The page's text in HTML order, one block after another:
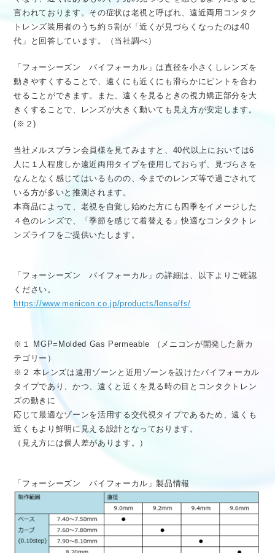
言われております。その症状は老視と呼ばれ、遠近両用コンタク
トレンズ装用者のうち約５割が「近くが見づらくなったのは40
代」と回答しています。（当社調べ）
「フォーシーズン バイフォーカル」は直径を小さくしレンズを
動きやすくすることで、遠くにも近くにも滑らかにピントを合わ
せることができます。また、遠くを見るときの視力矯正部分を大
きくすることで、レンズが大きく動いても見え方が安定します。
(※２)
当社メルスプラン会員様を見てみますと、40代以上においては6
人に１人程度しか遠近両用タイプを使用しておらず、見づらさを
なんとなく感じてはいるものの、今までのレンズ等で過ごされて
いる方が多いと推測されます。
本商品によって、老視を自覚し始めた方にも四季をイメージした
４色のレンズで、「季節を感じて着替える」快適なコンタクトレ
ンズライフをご提供いたします。
「フォーシーズン バイフォーカル」の詳細は、以下よりご確認
ください。
https://www.menicon.co.jp/products/lense/fs/
※１ MGP=Molded Gas Permeable （メニコンが開発した新カ
テゴリー）
※２ 本レンズは遠用ゾーンと近用ゾーンを設けたバイフォーカル
タイプであり、かつ、遠くと近くを見る時の目とコンタクトレン
ズの動きに
応じて最適なゾーンを活用する交代視タイプであるため、遠くも
近くもより鮮明に見える設計となっております。
（見え方には個人差があります。）
「フォーシーズン バイフォーカル」製品情報